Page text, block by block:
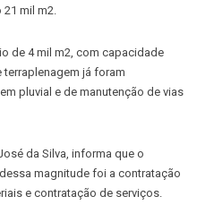
mil m2.
de 4 mil m2, com capacidade
já foram
pluvial e de manutenção de vias
da Silva, informa que o
magnitude foi a contratação
e contratação de serviços.